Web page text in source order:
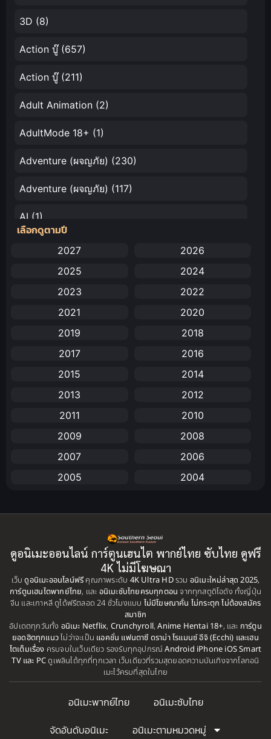
3D (8)
Action บู๊(657)
Action บู๊(211)
Adult Animation (2)
AdultMode 18+ (1)
Adventure (ผจญภัย) (230)
Adventure (ผจญภัย) (117)
AI (1)
Amazon Prime
Anal (ประตูหลัง)
(732)
Animation การ์ตูน
Animation อนิเมะ
Animation แอนิเมชั่น
(25)
BBC (1)
Big tits (นมใหญ่)(19)
Biography(1)
Bitch (ผู้หญิงร่าน) (1)
Blackmail (ข่มขู่)(1)
เลือกดูตามปี
2027
2026
2025
2024
2023
2022
2021
2020
2019
2018
2017
2016
2015
2014
2013
2012
2011
2010
2009
2008
2007
2006
2005
2004
2001
2000
1997
1996
1995
1993
1992
1991
1990
1989
1988
1987
1985
1984
1983
1982
1981
1980
1979
ดูอนิเมะออนไลน์ การ์ตูนเฮนไต พากย์ไทย ซับไทย ดูฟรี
4K ไม่มีโฆษณา
เว็บดูอนิเมะออนไลน์ฟรี คุณภาพระดับ 4K Ultra HDรวม อนิเมะใหม่ล่าสุด 2025,
การ์ตูนเฮนไตพากย์ไทย, และ อนิเมะซับไทยครบทุกตอน จากทุกสตูดิโอดัง ทั้งญี่ปุ่น
จีน และเกาหลี ดูได้ฟรีตลอด 24 ชั่วโมงแบบ ไม่มีโฆษณาคั่น ไม่กระตุก ไม่ต้องสมัคร
สมาชิก
อัปเดตทุกวันทั้ง อนิเมะ Netflix, Crunchyroll,Anime Hentai 18+, และ การ์ตูน
ยอดฮิตทุกแนวไม่ว่าจะเป็น แอคชั่น แฟนตาซี ดราม่า โรแมนซ์ อีจิ (Ecchi) และเฮน
ไตเต็มเรื่อง ครบจบในเว็บเดียว รองรับทุกอุปกรณ์Android iPhone iOS Smart
TV และ PCดูเพลินได้ทุกที่ทุกเวลา เว็บเดียวที่รวมสุดยอดความบันเทิงจากโลกอนิ
เมะไว้ครบที่สุดในไทย
อนิเมะพากย์ไทย
อนิเมะซับไทย
จัดอันดับอนิเมะ
อนิเมะตามหมวดหมู่